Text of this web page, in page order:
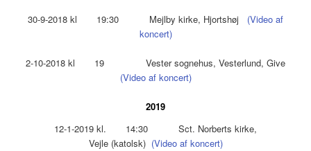
30-9-2018 kl 19:30 Mejlby kirke, Hjortshøj (Video af
koncert)
2-10-2018 kl 19 Vester sognehus, Vesterlund, Give
(Video af koncert)
2019
12-1-2019 kl. 14:30 Sct. Norberts kirke,
Vejle (katolsk) (Video af koncert)